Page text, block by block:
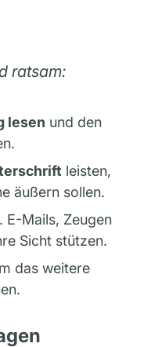
ratsam:
lesen und den
leisten,
äußern sollen.
E-Mails, Zeugen
Sicht stützen.
das weitere